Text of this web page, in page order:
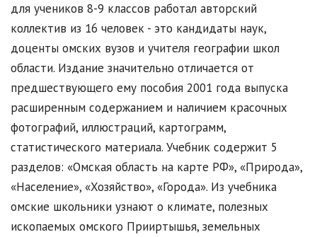
для учеников 8-9 классов работал авторский
коллектив из 16 человек - это кандидаты наук,
доценты омских вузов и учителя географии школ
области. Издание значительно отличается от
предшествующего ему пособия 2001 года выпуска
расширенным содержанием и наличием красочных
фотографий, иллюстраций, картограмм,
статистического материала. Учебник содержит 5
разделов: «Омская область на карте РФ», «Природа»,
«Население», «Хозяйство», «Города». Из учебника
омские школьники узнают о климате, полезных
ископаемых омского Прииртышья, земельных